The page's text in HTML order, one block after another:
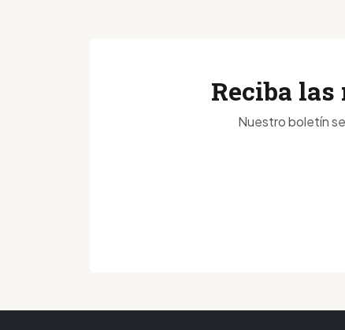
Reciba
Nuestro boletín